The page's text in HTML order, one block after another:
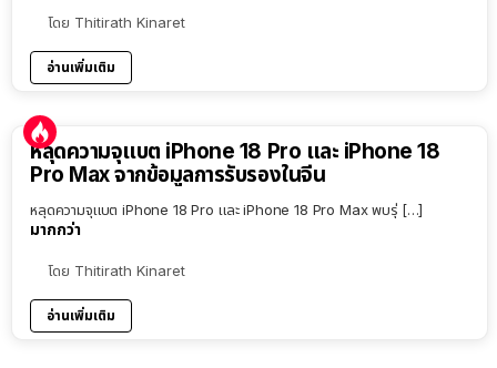
โดย Thitirath Kinaret
อ่านเพิ่มเติม
หลุดความจุแบต iPhone 18 Pro และ iPhone 18
Pro Max จากข้อมูลการรับรองในจีน
หลุดความจุแบต iPhone 18 Pro และ iPhone 18 Pro Max พบรุ่ […]
มากกว่า
โดย Thitirath Kinaret
อ่านเพิ่มเติม